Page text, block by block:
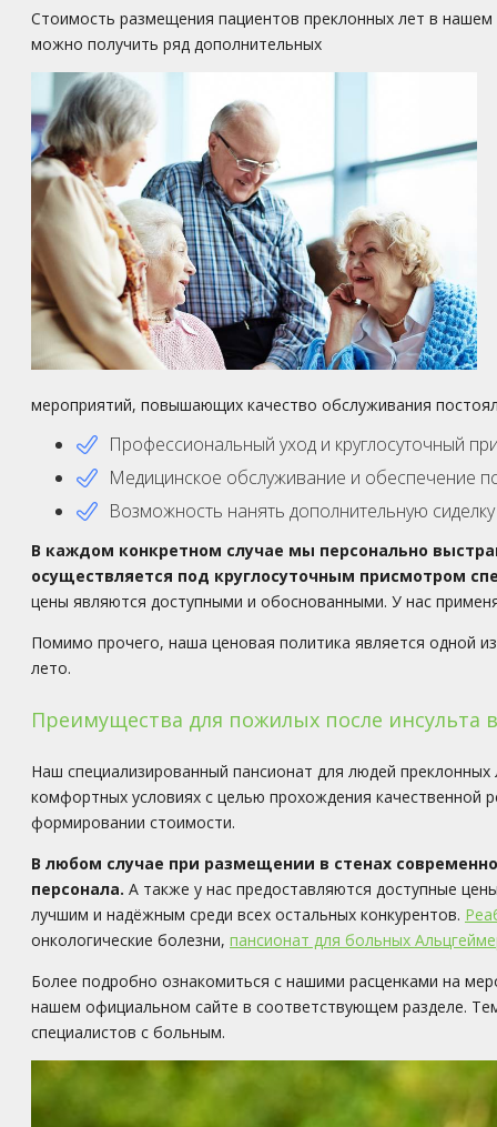
Стоимость размещения пациентов преклонных лет в
можно получить ряд дополнительных
мероприятий, повышающих качество обслуживания
Профессиональный уход и круглосуточный
Медицинское обслуживание и обеспечение
Возможность нанять дополнительную
В каждом конкретном случае мы персонально
осуществляется под круглосуточным присмотром
цены являются доступными и обоснованными. У нас
Помимо прочего, наша ценовая политика является одной
лето.
Преимущества для пожилых после инсульта
Наш специализированный пансионат для людей
комфортных условиях с целью прохождения качественной
формировании стоимости.
В любом случае при размещении в стенах
персонала. А также у нас предоставляются доступные
лучшим и надёжным среди всех остальных конкурентов.
онкологические болезни, пансионат для больных
Более подробно ознакомиться с нашими расценками на
нашем официальном сайте в соответствующем разделе.
специалистов с больным.